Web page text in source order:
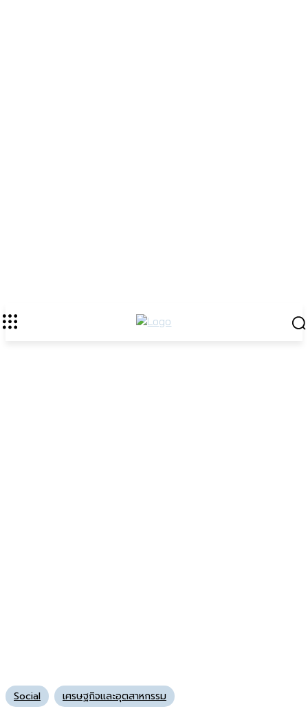
Social เศรษฐกิจและอุตสาหกรรม